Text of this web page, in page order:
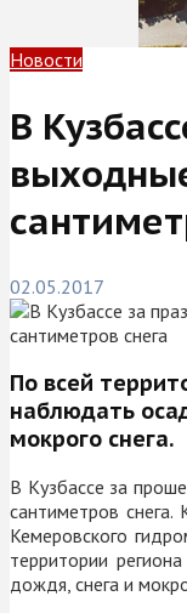
Новости
В
02.05.2017
По всей
наблюдать
мокрого снега.
В Кузбассе за
сантиметров снега.
Кемеровского
территории
дождя, снега и